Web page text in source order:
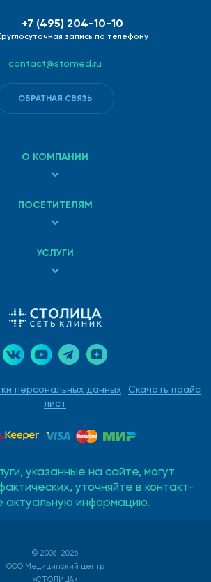
персональных данных
Скачать прайс
лист
О КОМПАНИИ
ПОСЕТИТЕЛЯМ
УСЛУГИ
+7 (495) 204-10-10
запись по телефону
contact@stomed.ru
ОБРАТНАЯ СВЯЗЬ
указанные на сайте, могут
уточняйте в контакт-
актуальную информацию.
© 2006-2026
ООО Медицинский центр
«СТОЛИЦА»